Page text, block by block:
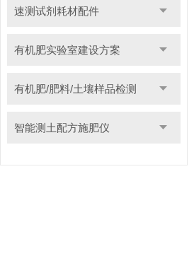
速测试剂耗材配件
有机肥实验室建设方案
有机肥/肥料/土壤样品检测
智能测土配方施肥仪